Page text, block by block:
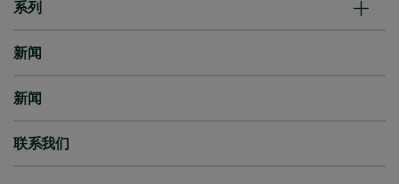
系列
新闻
新闻
联系我们